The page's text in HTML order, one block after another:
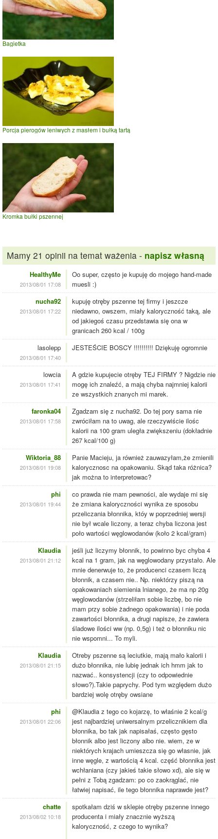
Bagietka
Porcja pierogów leniwych z masłem i bułką tartą
Kromka bułki pszennej
Mamy 21 opinii na temat ważenia - napisz własną
HealthyMe
2013/08/01 17:08
Oo super, często je kupuję do mojego hand-made
muesli :)
nucha92
2013/08/01 17:22
kupuję otręby pszenne tej firmy i jeszcze
niedawno, owszem, miały kaloryczność taką, ale
od jakiegoś czasu przedstawia się ona w
granicach 260 kcal / 100g
lasolepp
2013/08/01 17:40
JESTEŚCIE BOSCY !!!!!!!!!! Dziękuję ogromnie
lowcia
2013/08/01 17:41
A gdzie kupujecie otręby TEJ FIRMY ? Nigdzie nie
mogę ich znaleźć, a mają chyba najmniej kalorii
ze wszystkich znanych mi marek.
faronka04
2013/08/01 17:58
Zgadzam się z nucha92. Do tej pory sama nie
zwróciłam na to uwag, ale rzeczywiście ilośc
kalorii na 100 gram uległa zwiększeniu (dokładnie
267 kcal/100 g)
Wiktoria_88
2013/08/01 19:08
Panie Macieju, ja również zauwazyłam,że zmienili
kalorycznosc na opakowaniu. Skąd taka różnica?
jak można to interpretowac?
phi
2013/08/01 19:44
co prawda nie mam pewności, ale wydaje mi się
że zmiana kaloryczności wynika ze sposobu
przeliczania błonnika, któy w poprzedniej wersji
nie był wcale liczony, a teraz chyba liczona jest
poło wartości węglowodanów (koło 2 kcal/gram)
Klaudia
2013/08/01 21:12
jeśli już liczymy błonnik, to powinno byc chyba 4
kcal na 1 gram, jak na węglowodany przystało. Ale
mnie denerwuje to, że producenci czasem liczą
błonnik, a czasem nie.. Np. niektórzy piszą na
opakowaniach siemienia lnianego, że ma np 20g
węglowodanów (strzeliłam sobie liczbę, bo nie
mam przy sobie żadnego opakowania) i nie poda
zawartości błonnika, a drugi napisze, że zawiera
śladowe ilości ww (np. 0,5g) i też o błonniku nic
nie wspomni... To myli.
Klaudia
2013/08/01 21:15
Otreby pszenne są leciutkie, mają mało kalorii i
dużo błonnika, nie lubię jednak ich hmm jak to
nazwać.. konsystencji (czy to odpowiednie
słowo?).Takie paprychy. Pod tym względem dużo
bardziej wolę otręby owsiane
phi
2013/08/01 22:06
@Klaudia z tego co kojarzę, to właśnie 2 kcal/g
jest najbardziej uniwersalnym przelicznikiem dla
błonnika, bo tak jak napisałaś, często gęsto
błonnik albo jest liczony albo nie. wiem, ze w
niektórych krajach umieszcza się go własnie, jak
inne węgle, z wartością 4 kcal. część błonnika jest
wchłaniana (czy jakieś takie słowo xd), ale się w
pełni z Tobą zgadzam: po co zaokrąglać, nie
łatwiej napisać, ile tego błonnika naprawde jest?
chatte
2013/08/02 10:18
spotkałam dziś w sklepie otręby pszenne innego
producenta i miały znacznie wyższą
kaloryczność, z czego to wynika?